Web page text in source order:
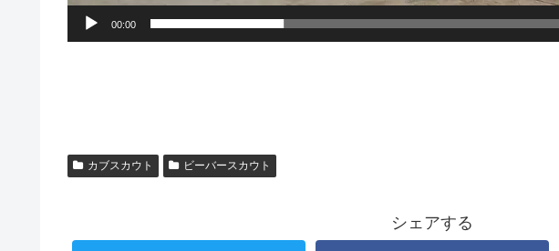
00:00
カブスカウト ビーバースカウト
シェアする